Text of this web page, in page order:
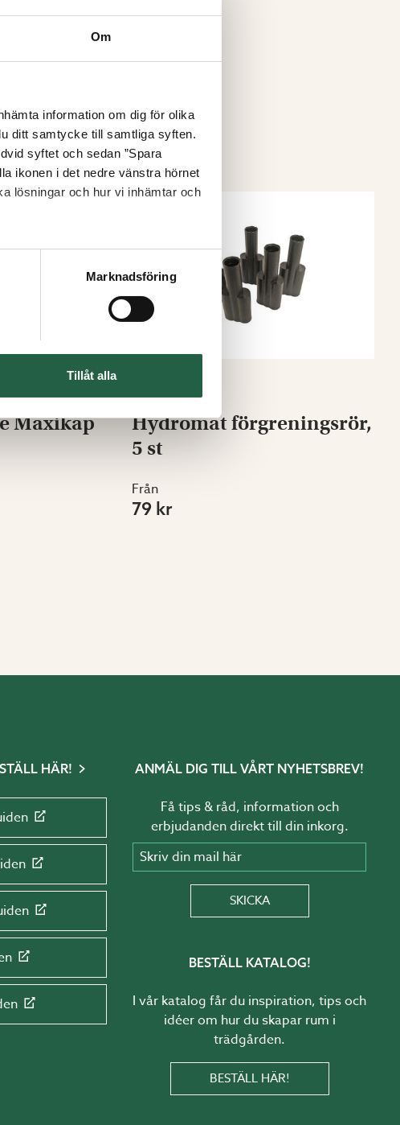
Om
information om dig för olika
ditt samtycke till samtliga syften.
syftet och sedan ”Spara
ikonen i det nedre vänstra hörnet
lösningar och hur vi inhämtar och
Marknadsföring
Tillåt alla
Maxikap
Hydromat förgreningsrör,
5 st
Från
79 kr
HÄR! ANMÄL DIG TILL VÅRT NYHETSBREV!
Få tips & råd, information och
erbjudanden direkt till din inkorg.
Skriv din mail här
SKICKA
BESTÄLL KATALOG!
I vår katalog får du inspiration, tips och
idéer om hur du skapar rum i
trädgården.
BESTÄLL HÄR!